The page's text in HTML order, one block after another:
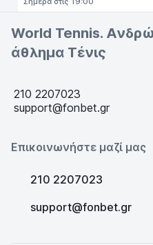
World Tennis.
άθλημα Τένις
210 2207023
support@fonbet.gr
Επικοινωνήστε μαζί μας
210 2207023
support@fonbet.gr